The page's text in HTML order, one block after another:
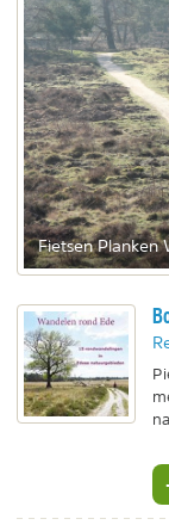
Fietsen Planken